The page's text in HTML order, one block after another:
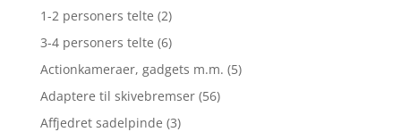
1-2 personers telte (2)
3-4 personers telte (6)
Actionkameraer, gadgets m.m. (5)
Adaptere til skivebremser (56)
Affjedret sadelpinde (3)